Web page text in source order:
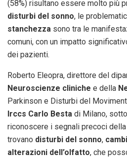
(58%) risultano essere molto più
disturbi del sonno, le
stanchezza sono tra le
comuni, con un impatto
dei pazienti.
Roberto Eleopra, direttore del
Neuroscienze cliniche e della
Parkinson e Disturbi del
Irccs Carlo Besta di Milano,
riconoscere i segnali precoci
trovano disturbi del sonno,
alterazioni dell’olfatto, che